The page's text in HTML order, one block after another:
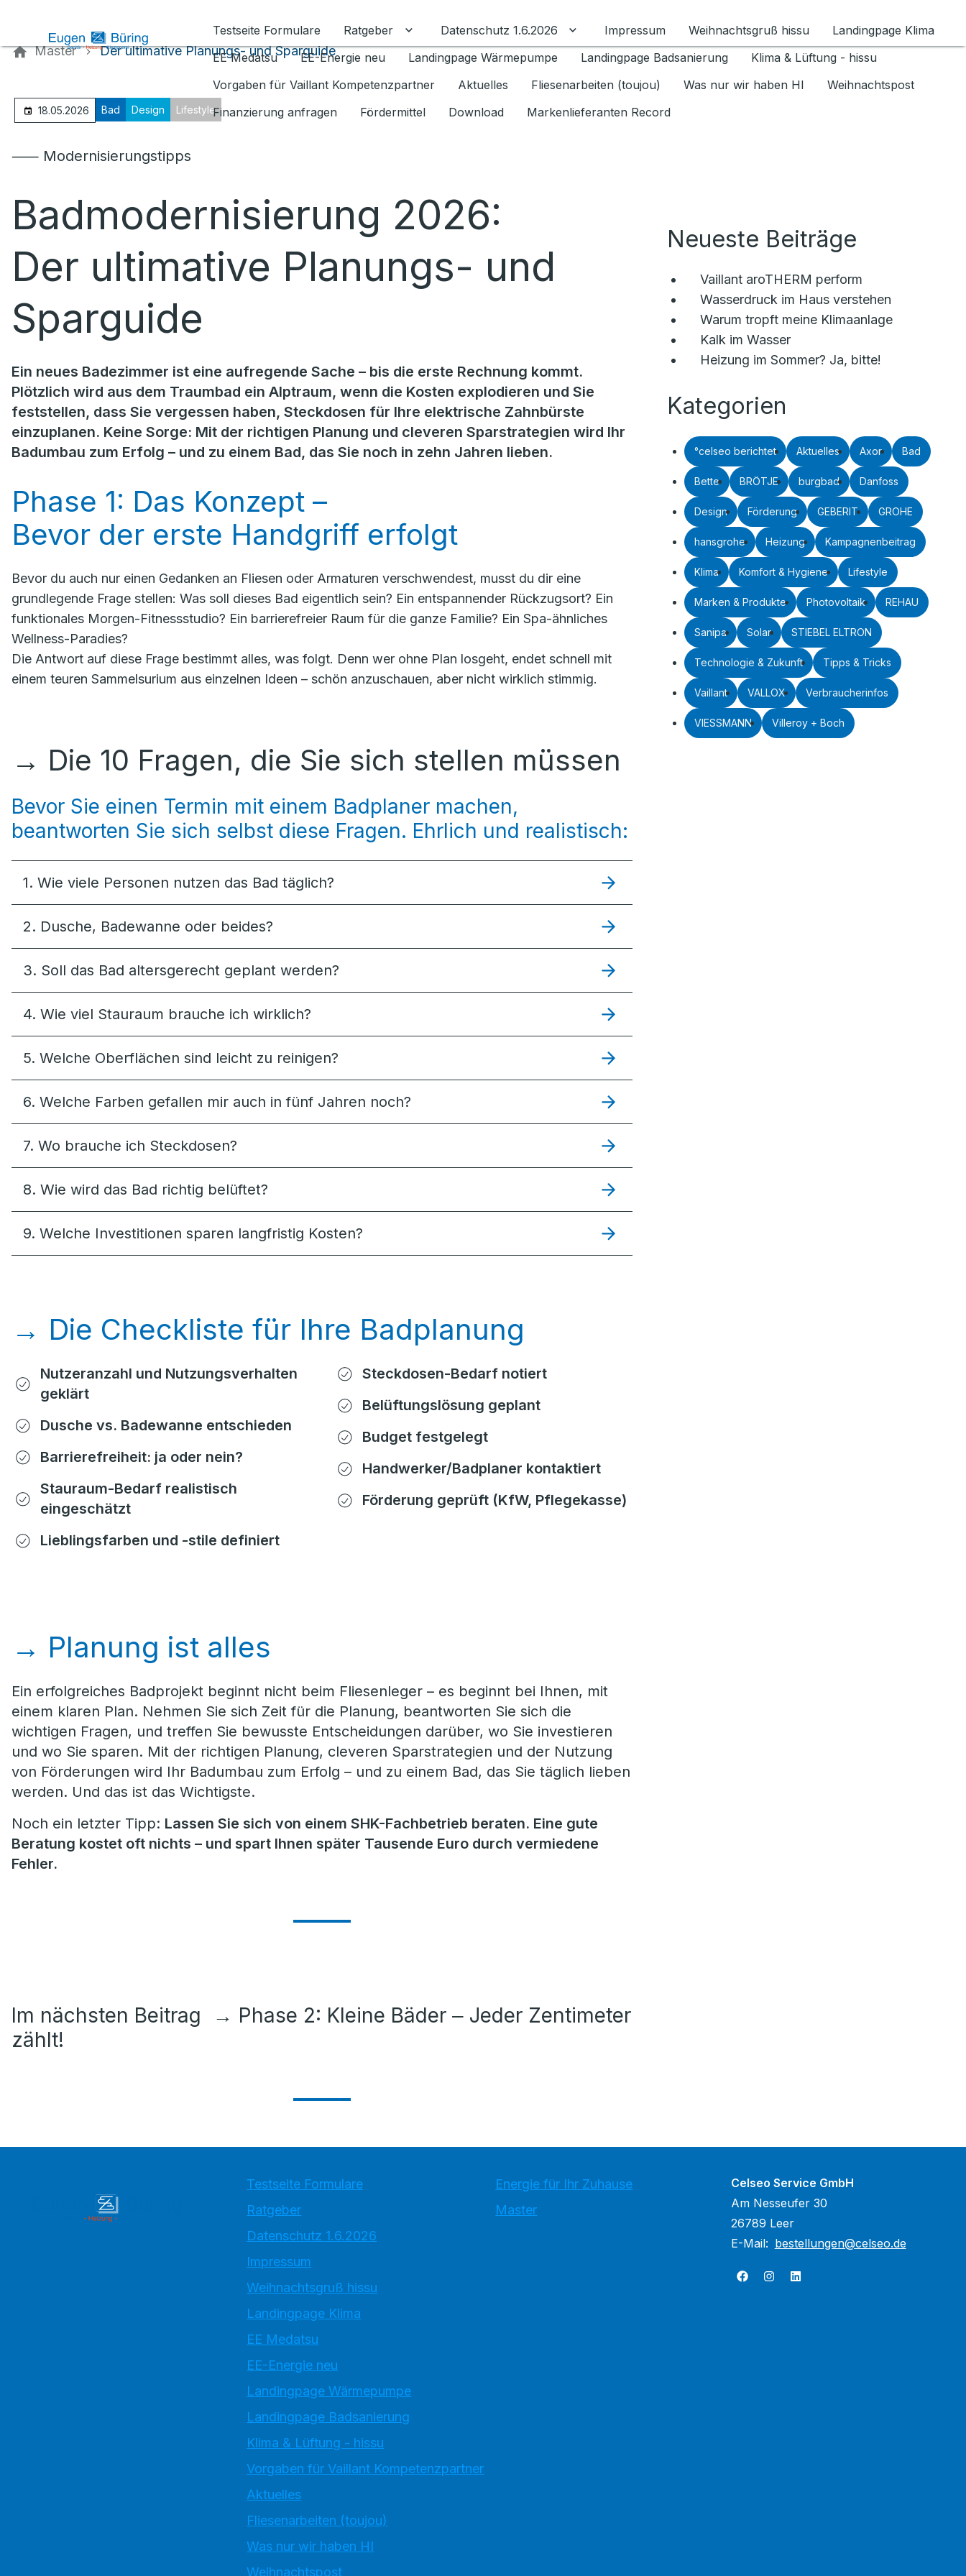
Testseite Formulare
Ratgeber Untermenü für Ratgeber umschalten
Datenschutz 1.6.2026 Untermenü für Datenschutz 1.6.2026 umschalten
Impressum Weihnachtsgruß hissu
Landingpage Klima
EE Medatsu
EE-Energie neu Landingpage Wärmepumpe Landingpage Badsanierung
Klima & Lüftung - hissu
Vorgaben für Vaillant Kompetenzpartner
Aktuelles Fliesenarbeiten (toujou) Was nur wir haben HI
Weihnachtspost
Finanzierung anfragen
Fördermittel Download Markenlieferanten Record
Master Der ultimative Planungs- und Sparguide
18.05.2026 Bad Design Lifestyle
⸺ Modernisierungstipps
Badmodernisierung 2026:
Der ultimative Planungs- und
Sparguide
Ein neues Badezimmer ist eine aufregende Sache – bis die erste Rechnung kommt.
Plötzlich wird aus dem Traumbad ein Alptraum, wenn die Kosten explodieren und Sie
feststellen, dass Sie vergessen haben, Steckdosen für Ihre elektrische Zahnbürste
einzuplanen. Keine Sorge: Mit der richtigen Planung und cleveren Sparstrategien wird Ihr
Badumbau zum Erfolg – und zu einem Bad, das Sie noch in zehn Jahren lieben.
Phase 1: Das Konzept –
Bevor der erste Handgriff erfolgt
Bevor du auch nur einen Gedanken an Fliesen oder Armaturen verschwendest, musst du dir eine
grundlegende Frage stellen: Was soll dieses Bad eigentlich sein? Ein entspannender Rückzugsort? Ein
funktionales Morgen-Fitnessstudio? Ein barrierefreier Raum für die ganze Familie? Ein Spa-ähnliches
Wellness-Paradies?
Die Antwort auf diese Frage bestimmt alles, was folgt. Denn wer ohne Plan losgeht, endet schnell mit
einem teuren Sammelsurium aus einzelnen Ideen – schön anzuschauen, aber nicht wirklich stimmig.
→ Die 10 Fragen, die Sie sich stellen müssen
Bevor Sie einen Termin mit einem Badplaner machen,
beantworten Sie sich selbst diese Fragen. Ehrlich und realistisch:
1. Wie viele Personen nutzen das Bad täglich?
2. Dusche, Badewanne oder beides?
3. Soll das Bad altersgerecht geplant werden?
4. Wie viel Stauraum brauche ich wirklich?
5. Welche Oberflächen sind leicht zu reinigen?
6. Welche Farben gefallen mir auch in fünf Jahren noch?
7. Wo brauche ich Steckdosen?
8. Wie wird das Bad richtig belüftet?
9. Welche Investitionen sparen langfristig Kosten?
→ Die Checkliste für Ihre Badplanung
Nutzeranzahl und Nutzungsverhalten
geklärt
Dusche vs. Badewanne entschieden
Barrierefreiheit: ja oder nein?
Stauraum-Bedarf realistisch
eingeschätzt
Lieblingsfarben und -stile definiert
Steckdosen-Bedarf notiert
Belüftungslösung geplant
Budget festgelegt
Handwerker/Badplaner kontaktiert
Förderung geprüft (KfW, Pflegekasse)
→ Planung ist alles
Ein erfolgreiches Badprojekt beginnt nicht beim Fliesenleger – es beginnt bei Ihnen, mit
einem klaren Plan. Nehmen Sie sich Zeit für die Planung, beantworten Sie sich die
wichtigen Fragen, und treffen Sie bewusste Entscheidungen darüber, wo Sie investieren
und wo Sie sparen. Mit der richtigen Planung, cleveren Sparstrategien und der Nutzung
von Förderungen wird Ihr Badumbau zum Erfolg – und zu einem Bad, das Sie täglich lieben
werden. Und das ist das Wichtigste.
Noch ein letzter Tipp: Lassen Sie sich von einem SHK-Fachbetrieb beraten. Eine gute
Beratung kostet oft nichts – und spart Ihnen später Tausende Euro durch vermiedene
Fehler.
Im nächsten Beitrag → Phase 2: Kleine Bäder ‒ Jeder Zentimeter
zählt!
Neueste Beiträge
Vaillant aroTHERM perform
Wasserdruck im Haus verstehen
Warum tropft meine Klimaanlage
Kalk im Wasser
Heizung im Sommer? Ja, bitte!
Kategorien
°celseo berichtet Aktuelles Axor Bad
Bette BRÖTJE burgbad Danfoss
Design Förderung GEBERIT GROHE
hansgrohe Heizung Kampagnenbeitrag
Klima Komfort & Hygiene Lifestyle
Marken & Produkte Photovoltaik REHAU
Sanipa Solar STIEBEL ELTRON
Technologie & Zukunft Tipps & Tricks
Vaillant VALLOX Verbraucherinfos
VIESSMANN Villeroy + Boch
Testseite Formulare
Ratgeber
Datenschutz 1.6.2026
Impressum
Weihnachtsgruß hissu
Landingpage Klima
EE Medatsu
EE-Energie neu
Landingpage Wärmepumpe
Landingpage Badsanierung
Klima & Lüftung - hissu
Vorgaben für Vaillant Kompetenzpartner
Aktuelles
Fliesenarbeiten (toujou)
Was nur wir haben HI
Weihnachtspost
Energie für Ihr Zuhause
Master
Celseo Service GmbH
Am Nesseufer 30
26789 Leer
E-Mail: bestellungen@celseo.de